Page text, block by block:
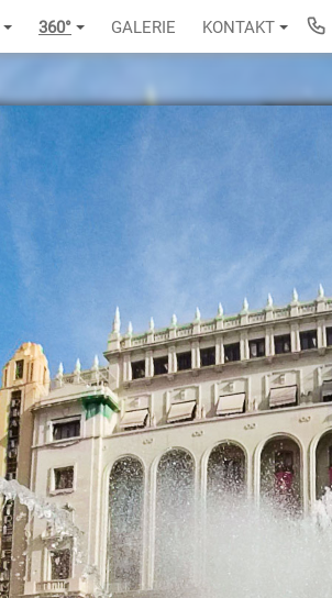
360° GALERIE KONTAKT